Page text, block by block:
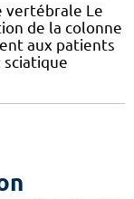
vertébrale Le
de la colonne
aux patients
sciatique